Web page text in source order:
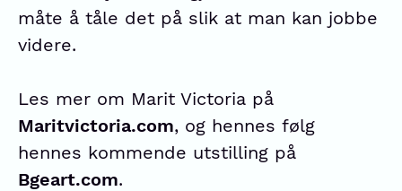
måte å tåle det på slik at man kan jobbe
videre.
Les mer om Marit Victoria på
Maritvictoria.com, og hennes følg
hennes kommende utstilling på
Bgeart.com.